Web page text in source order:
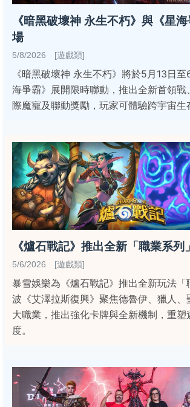
《暗黑破壞神 永生不朽》與《星
場
5/8/2026 [遊戲類]
《暗黑破壞神 永生不朽》將於5月13日
海爭霸》展開限時聯動，推出全新首領戰
際魔寵及聯動獎勵，玩家可體驗跨宇宙生
《爐石戰記》推出全新「職業系列
5/6/2026 [遊戲類]
暴雪娛樂為《爐石戰記》推出全新玩法「
波《艾澤拉斯復興》聚焦德魯伊、獵人、
大職業，推出強化卡牌與全新機制，重塑
度。